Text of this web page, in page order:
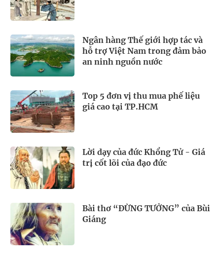
Ngân hàng Thế giới hợp tác và
hỗ trợ Việt Nam trong đảm bảo
an ninh nguồn nước
Top 5 đơn vị thu mua phế liệu
giá cao tại TP.HCM
Lời dạy của đức Khổng Tử - Giá
trị cốt lõi của đạo đức
Bài thơ “ĐỪNG TƯỞNG” của Bùi
Giáng